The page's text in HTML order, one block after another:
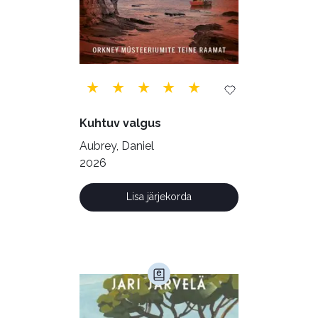
Geograafia (65)
Haridus (20)
Ilukirjandus (4256)
Juhtimine (23)
Krimi ja põnevik (1285)
Kultuur ja teadus (45)
Kunst ja looming (86)
Laste- ja noortekirjandus (580)
Loodusteadus (32)
Maamajandus (24)
Kuhtuv valgus
Aubrey, Daniel
2026
Lisa järjekorda